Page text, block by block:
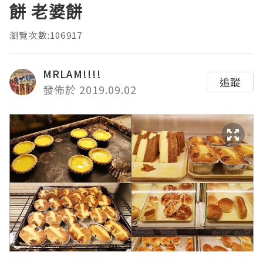
餅 老婆餅
瀏覽次數:106917
MRLAM!!!!
發佈於 2019.09.02
追蹤